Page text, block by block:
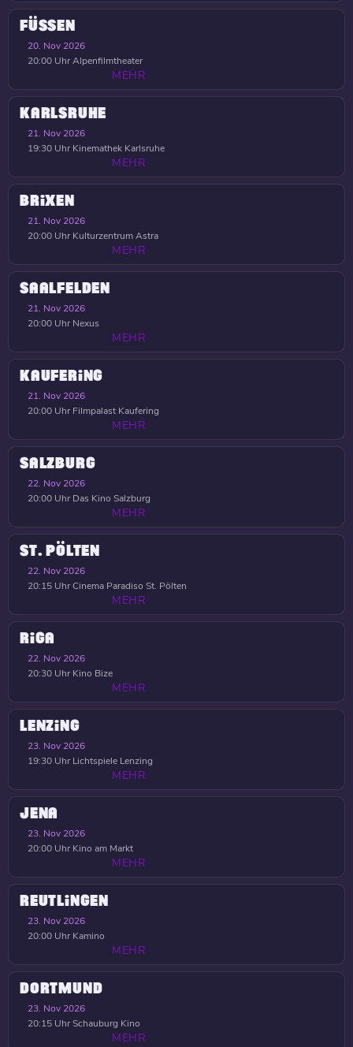
FÜSSEN
20. Nov 2026
20:00 UhrAlpenfilmtheater
MEHR
KARLSRUHE
21. Nov 2026
19:30 Uhr Kinemathek Karlsruhe
MEHR
BRIXEN
21. Nov 2026
20:00 Uhr Kulturzentrum Astra
MEHR
SAALFELDEN
21. Nov 2026
20:00 Uhr Nexus
MEHR
KAUFERING
21. Nov 2026
20:00 Uhr Filmpalast Kaufering
MEHR
SALZBURG
22. Nov 2026
20:00 Uhr Das Kino Salzburg
MEHR
ST. PÖLTEN
22. Nov 2026
20:15 UhrCinema Paradiso St. Pölten
MEHR
RIGA
22. Nov 2026
20:30 Uhr Kino Bize
MEHR
LENZING
23. Nov 2026
19:30 Uhr Lichtspiele Lenzing
MEHR
JENA
23. Nov 2026
20:00 Uhr Kino am Markt
MEHR
REUTLINGEN
23. Nov 2026
20:00 Uhr Kamino
MEHR
DORTMUND
23. Nov 2026
20:15 UhrSchauburg Kino
MEHR